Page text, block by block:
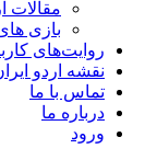
مقالات
بازی
روایت‌های
نقشه اردو
تماس با ما
درباره ما
ورود